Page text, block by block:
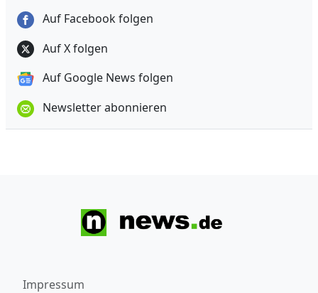
Auf Facebook folgen
Auf X folgen
Auf Google News folgen
Newsletter abonnieren
Impressum